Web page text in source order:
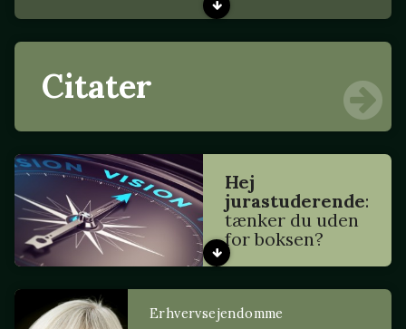
Citater
Hej
jurastuderende:
tænker du uden
for boksen?
Erhvervsejendomme